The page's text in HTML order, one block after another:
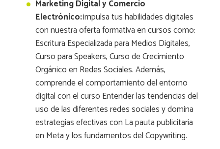
Marketing Digital y Comercio
Electrónico:impulsa tus habilidades digitales
con nuestra oferta formativa en cursos como:
Escritura Especializada para Medios Digitales,
Curso para Speakers, Curso de Crecimiento
Orgánico en Redes Sociales. Además,
comprende el comportamiento del entorno
digital con el curso Entender las tendencias del
uso de las diferentes redes sociales y domina
estrategias efectivas con La pauta publicitaria
en Meta y los fundamentos del Copywriting.